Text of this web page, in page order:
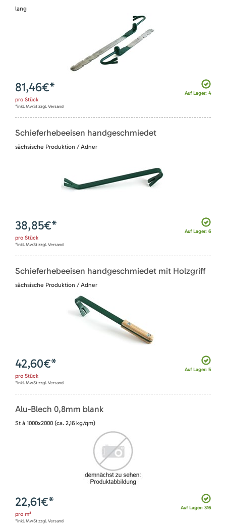
lang
Auf Lager: 4
81,46€*
pro Stück
*inkl. MwSt zzgl. Versand
Schieferhebeeisen handgeschmiedet
sächsische Produktion / Adner
Auf Lager: 6
38,85€*
pro Stück
*inkl. MwSt zzgl. Versand
Schieferhebeeisen handgeschmiedet mit Holzgriff
sächsische Produktion / Adner
Auf Lager: 5
42,60€*
pro Stück
*inkl. MwSt zzgl. Versand
Alu-Blech 0,8mm blank
St à 1000x2000 (ca. 2,16 kg/qm)
Auf Lager: 316
22,61€*
pro m²
*inkl. MwSt zzgl. Versand